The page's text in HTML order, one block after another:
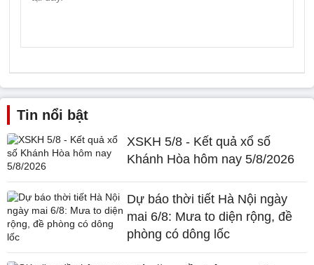
Tin nổi bật
XSKH 5/8 - Kết quả xổ số
Khánh Hòa hôm nay 5/8/2026
Dự báo thời tiết Hà Nội ngày
mai 6/8: Mưa to diện rộng, đề
phòng có dông lốc